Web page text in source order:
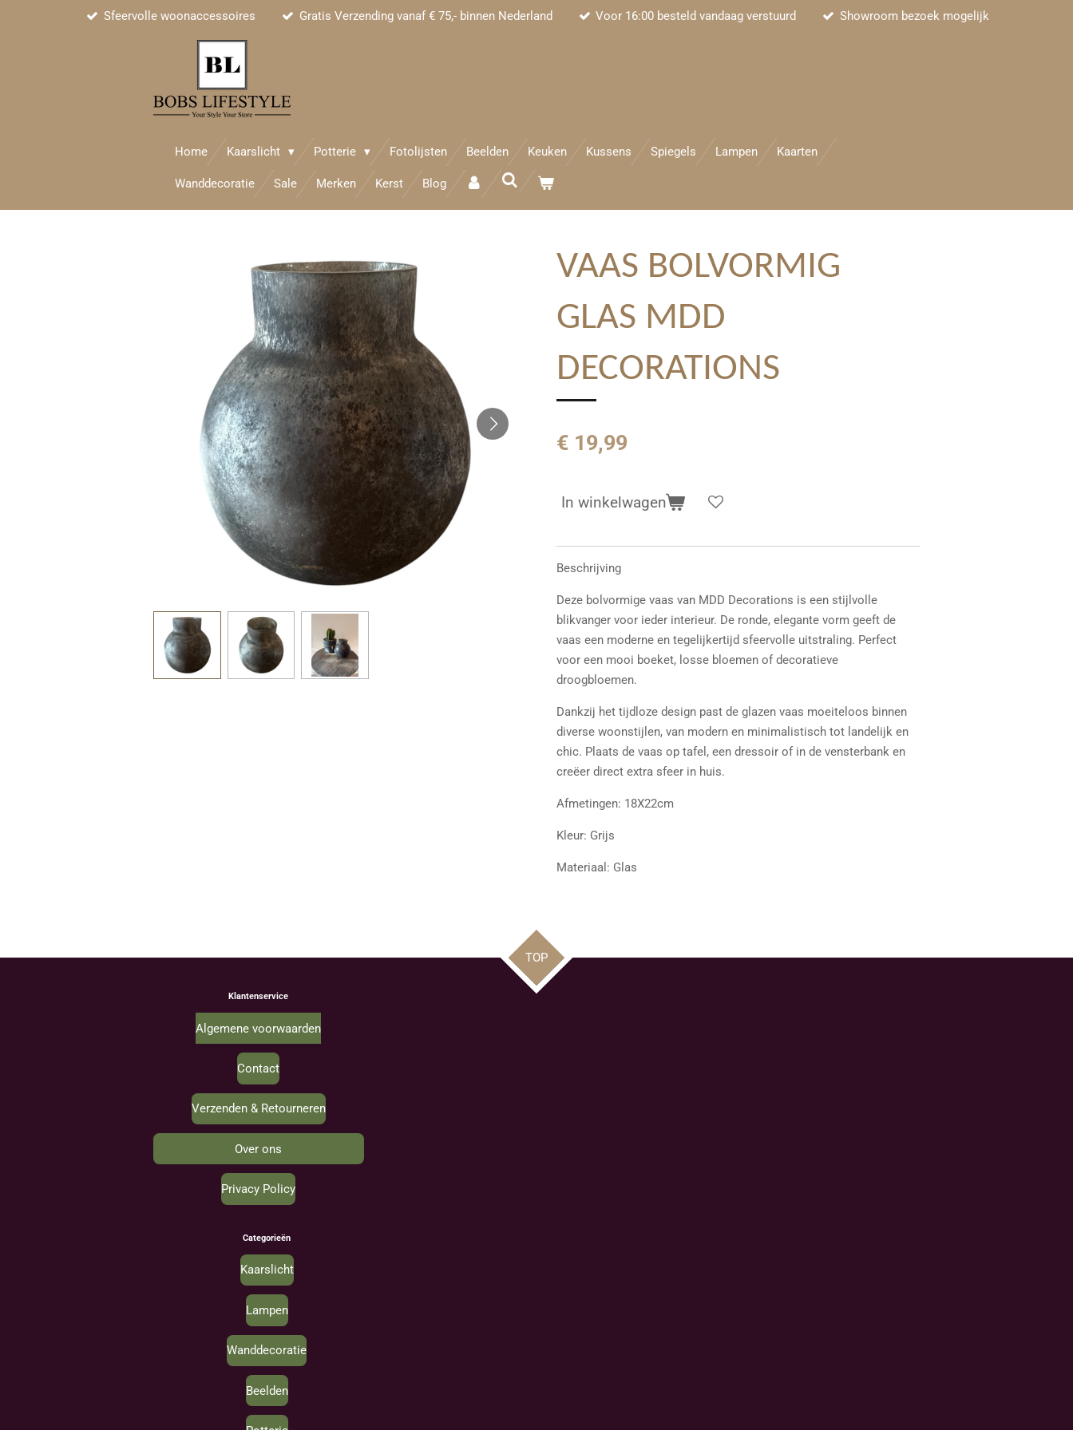
Sfeervolle woonaccessoires Gratis Verzending vanaf € 75,- binnen Nederland Voor 16:00 besteld vandaag verstuurd Showroom bezoek mogelijk
Home Kaarslicht Potterie Fotolijsten Beelden Keuken Kussens Spiegels Lampen Kaarten
Wanddecoratie Sale Merken Kerst Blog
VAAS BOLVORMIG
GLAS MDD
DECORATIONS
€ 19,99
In winkelwagen
Beschrijving
Deze bolvormige vaas van MDD Decorations is een stijlvolle
blikvanger voor ieder interieur. De ronde, elegante vorm geeft de
vaas een moderne en tegelijkertijd sfeervolle uitstraling. Perfect
voor een mooi boeket, losse bloemen of decoratieve
droogbloemen.
Dankzij het tijdloze design past de glazen vaas moeiteloos binnen
diverse woonstijlen, van modern en minimalistisch tot landelijk en
chic. Plaats de vaas op tafel, een dressoir of in de vensterbank en
creëer direct extra sfeer in huis.
Afmetingen: 18X22cm
Kleur: Grijs
Materiaal: Glas
TOP
Klantenservice
Algemene voorwaarden
Contact
Verzenden & Retourneren
Over ons
Privacy Policy
Categorieën
Kaarslicht
Lampen
Wanddecoratie
Beelden